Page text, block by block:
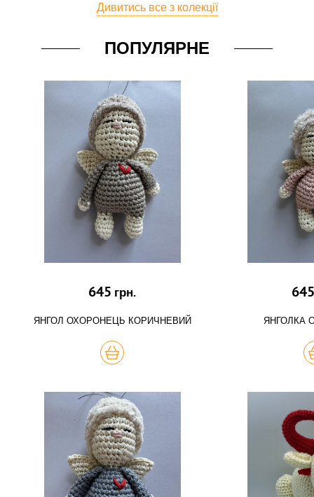
Дивитись все з колекції
ПОПУЛЯРНЕ
645 грн.
ЯНГОЛ ОХОРОНЕЦЬ КОРИЧНЕВИЙ
КУПИТЬ
645
ЯНГОЛКА